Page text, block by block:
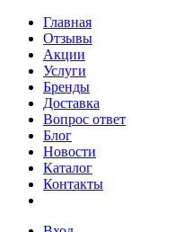
Главная
Отзывы
Акции
Услуги
Бренды
Доставка
Вопрос ответ
Блог
Новости
Каталог
Контакты